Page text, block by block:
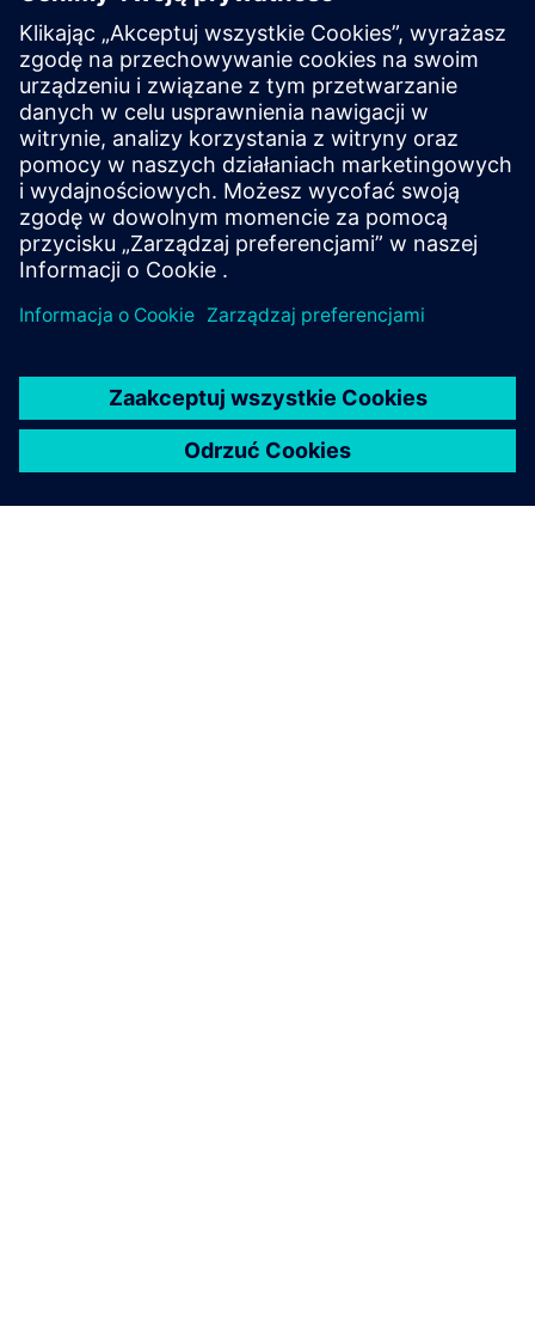
Arkusz danych |Standardowy detektor punktowy typu
plug-and-play
Arkusz danych |Detektor punktowy w trudnym stanie
Arkusz danych |Odsysający czujnik dymu
Pliki do pobrania
Ulotka | Samodzielne wykrywanie